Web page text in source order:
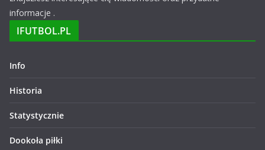
informacje .
IFUTBOL.PL
Info
Historia
Statystycznie
Dookoła piłki